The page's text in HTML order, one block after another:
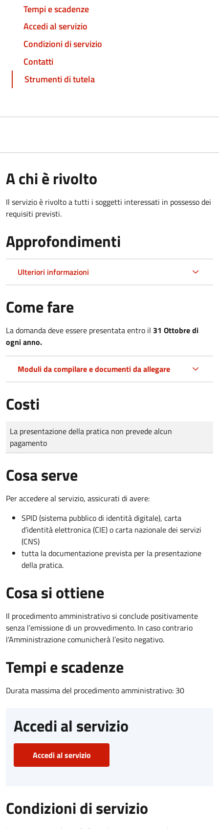
Tempi e scadenze
Accedi al servizio
Condizioni di servizio
Contatti
Strumenti di tutela
A chi è rivolto
Il servizio è rivolto a tutti i soggetti interessati in possesso dei
requisiti previsti.
Approfondimenti
Ulteriori informazioni
Come fare
La domanda deve essere presentata entro il 31 Ottobre di
ogni anno.
Moduli da compilare e documenti da allegare
Costi
Tipo di pagamento
Importo
La presentazione della pratica non prevede alcun
pagamento
Cosa serve
Per accedere al servizio, assicurati di avere:
SPID (sistema pubblico di identità digitale), carta
d’identità elettronica (CIE) o carta nazionale dei servizi
(CNS)
tutta la documentazione prevista per la presentazione
della pratica.
Cosa si ottiene
Il procedimento amministrativo si conclude positivamente
senza l’emissione di un provvedimento. In caso contrario
l’Amministrazione comunicherà l’esito negativo.
Tempi e scadenze
Durata massima del procedimento amministrativo: 30
Accedi al servizio
Accedi al servizio
Condizioni di servizio